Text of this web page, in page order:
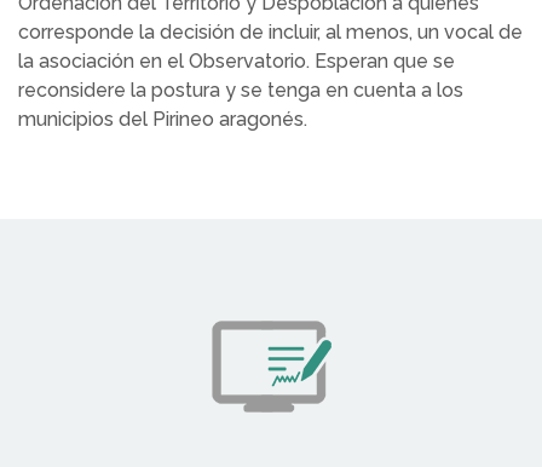
corresponde la decisión de incluir, al menos, un vocal de
la asociación en el Observatorio. Esperan que se
reconsidere la postura y se tenga en cuenta a los
municipios del Pirineo aragonés.